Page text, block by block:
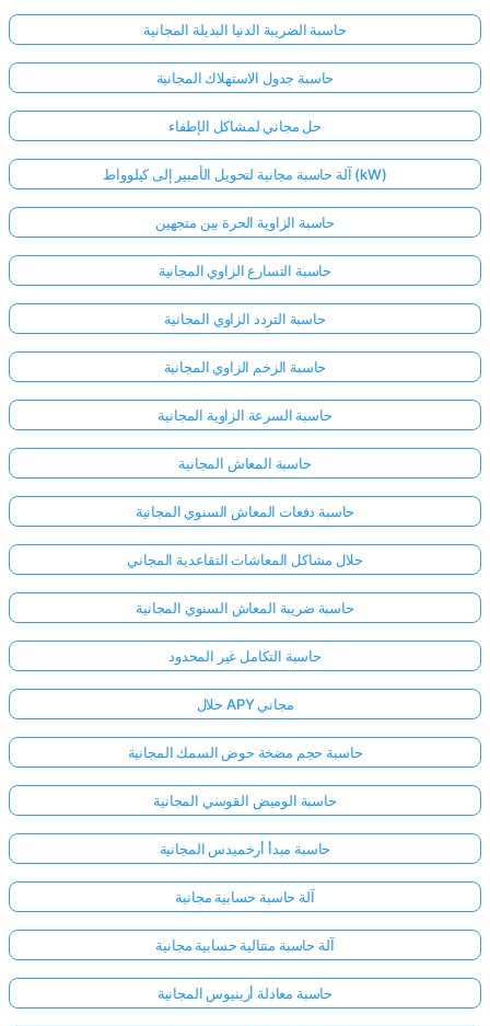
حاسبة الضريبة الدنيا البديلة المجانية
حاسبة جدول الاستهلاك المجانية
حل مجاني لمشاكل الإطفاء
آلة حاسبة مجانية لتحويل الأمبير إلى كيلوواط (kW)
حاسبة الزاوية الحرة بين متجهين
حاسبة التسارع الزاوي المجانية
حاسبة التردد الزاوي المجانية
حاسبة الزخم الزاوي المجانية
حاسبة السرعة الزاوية المجانية
حاسبة المعاش المجانية
حاسبة دفعات المعاش السنوي المجانية
حلال مشاكل المعاشات التقاعدية المجاني
حاسبة ضريبة المعاش السنوي المجانية
حاسبة التكامل غير المحدود
حلال APY مجاني
حاسبة حجم مضخة حوض السمك المجانية
حاسبة الوميض القوسي المجانية
حاسبة مبدأ أرخميدس المجانية
آلة حاسبة حسابية مجانية
آلة حاسبة متتالية حسابية مجانية
حاسبة معادلة أرينيوس المجانية